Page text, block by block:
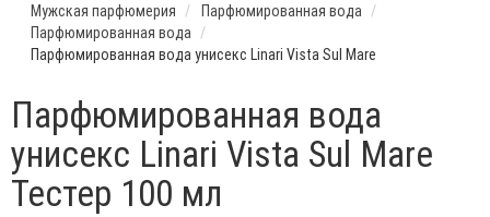
Мужская парфюмерия
Парфюмированная вода
Парфюмированная вода
Парфюмированная вода унисекс Linari Vista Sul Mare
Парфюмированная вода
унисекс Linari Vista Sul Mare
Тестер 100 мл